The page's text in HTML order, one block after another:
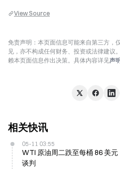
View Source
免责声明：本页面信息可能来自第三方，
见，亦不构成任何财务、投资或法律建议
赖本页面信息作出决策。具体内容详见声
相关快讯
05-11 03:55
WTI 原油周二跌至每桶 86 美
谈判